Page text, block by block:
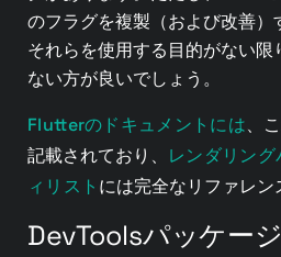
のフラグを複製（および改善）
それらを使用する目的がない限
ない方が良いでしょう。
Flutterのドキュメントには 、
記載されており、
レンダリン
ィリスト には完全なリファレン
DevToolsパッケージ